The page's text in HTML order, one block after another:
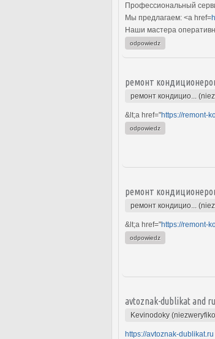
Профессиональный
Мы предлагаем: <a href=
Наши мастера
odpowiedz
ремонт
ремонт кондицио...
&lt;a href="https://remont-
odpowiedz
ремонт
ремонт кондицио...
&lt;a href="https://remont-
odpowiedz
avtoznak-dublikat and ru
Kevinodoky
https://avtoznak-dublikat.ru